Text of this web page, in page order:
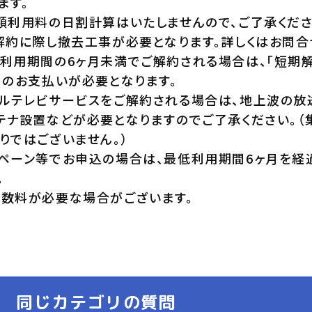
利用料の日割計算はいたしませんので、ご了承くだ
約に際し撤去工事が必要となります。詳しくはお問合
用期間の6ヶ月未満でご解約される場合は、「短期
のお支払いが必要となります。
テレビサービスをご解約される場合は、地上波の
ナ設置などが必要となりますのでご了承ください
ではございません。）
ーン等でお申込の場合は、最低利用期間6ヶ月を経
料が必要な場合がございます。
同じカテゴリの質問